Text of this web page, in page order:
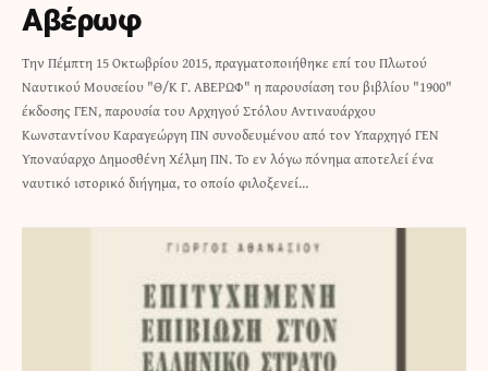
Αβέρωφ
Την Πέμπτη 15 Οκτωβρίου 2015, πραγματοποιήθηκε επί του Πλωτού
Ναυτικού Μουσείου "Θ/Κ Γ. ΑΒΕΡΩΦ" η παρουσίαση του βιβλίου "1900"
έκδοσης ΓΕΝ, παρουσία του Αρχηγού Στόλου Αντιναυάρχου
Κωνσταντίνου Καραγεώργη ΠΝ συνοδευμένου από τον Υπαρχηγό ΓΕΝ
Υποναύαρχο Δημοσθένη Χέλμη ΠΝ. Το εν λόγω πόνημα αποτελεί ένα
ναυτικό ιστορικό διήγημα, το οποίο φιλοξενεί…